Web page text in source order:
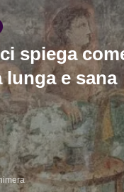
spiega
lunga e sana